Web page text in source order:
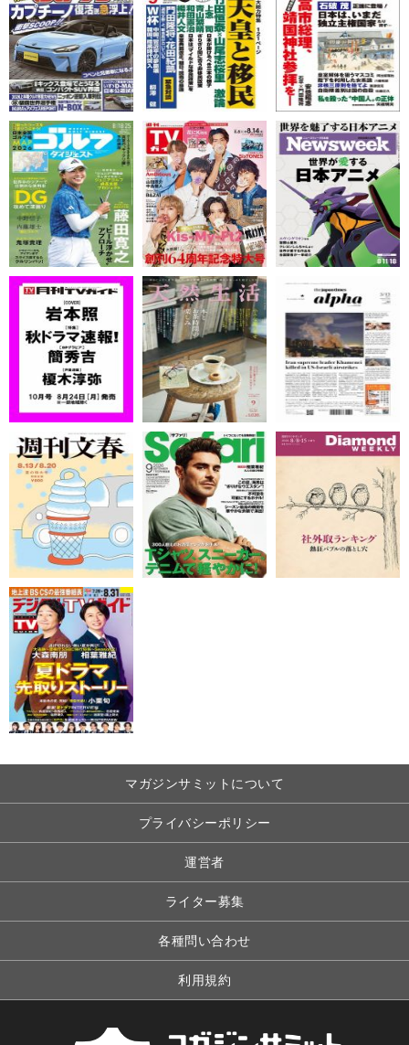
マガジンサミットについて
プライバシーポリシー
運営者
ライター募集
各種問い合わせ
利用規約